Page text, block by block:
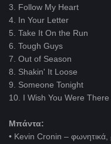
3. Follow My Heart
4. In Your Letter
5. Take It On the Run
6. Tough Guys
7. Out of Season
8. Shakin' It Loose
9. Someone Tonight
10. I Wish You Were There
Μπάντα:
• Kevin Cronin – φωνητικά,